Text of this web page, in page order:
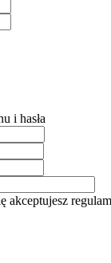
i hasła
akceptujesz